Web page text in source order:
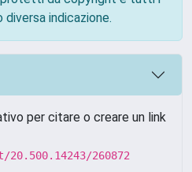
indicazione.
per citare o creare un link
260872